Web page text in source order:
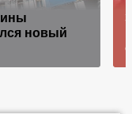
новый